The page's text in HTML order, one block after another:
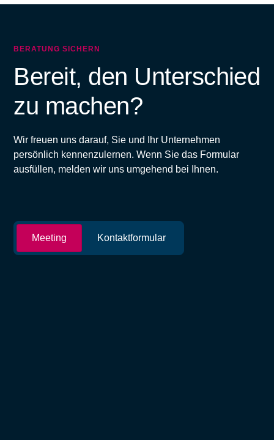
BERATUNG SICHERN
Bereit, den Unterschied
zu machen?
Wir freuen uns darauf, Sie und Ihr Unternehmen
persönlich kennenzulernen. Wenn Sie das Formular
ausfüllen, melden wir uns umgehend bei Ihnen.
Meeting Kontaktformular